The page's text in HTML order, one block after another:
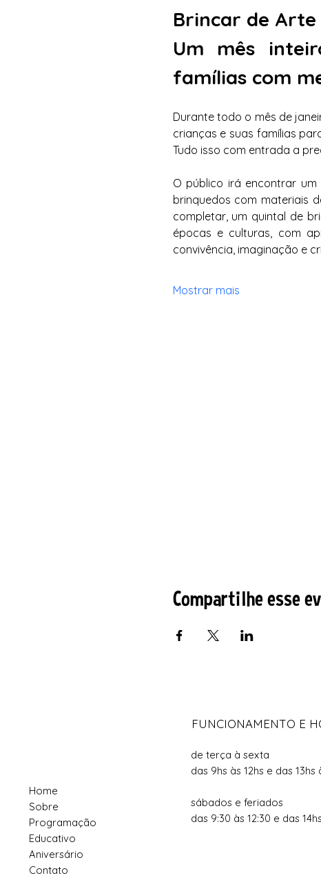
Brincar de Arte
Um mês
famílias com
Durante todo o mês de
crianças e suas famílias
Tudo isso com entrada a
O público irá encontrar
brinquedos com materiais
completar, um quintal de
épocas e culturas, com
convivência, imaginação e
Mostrar mais
Compartilhe esse
FUNCIONAMENTO E
de terça à sexta
das 9hs às 12hs e das 13hs
sábados e feriados
das 9:30 às 12:30 e das
Home
Sobre
Programação
Educativo
Aniversário
Contato